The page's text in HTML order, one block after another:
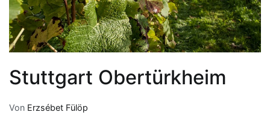
Stuttgart Obertürkheim
Von Erzsébet Fülöp